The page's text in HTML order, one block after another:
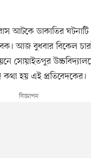
আটকে ডাকাতির
আজ বুধবার বিকেল
সোয়াইতপুর
কথা হয় এই প্রতিবেদকের।